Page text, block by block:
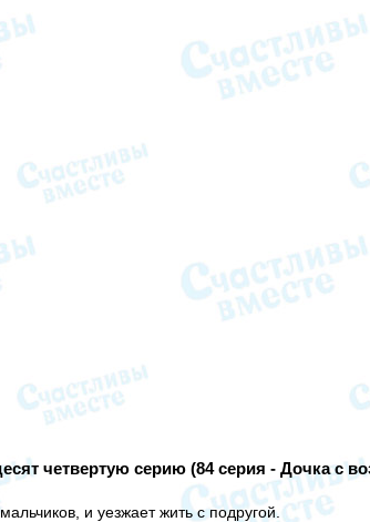
четвертую серию (84 серия - Дочка с
и уезжает жить с подругой.